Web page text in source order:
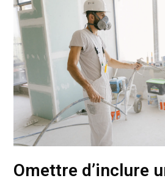
Omettre d’inclure